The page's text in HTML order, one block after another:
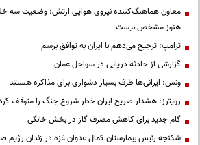
معاون هماهنگ‌کننده نیروی هوایی ارتش: وضعیت سه
هنوز مشخص نیست
ترامپ: ترجیح می‌دهم با ایران به توافق برسم
گزارشی از حادثه دریایی در سواحل عمان
ونس: ایرانی‌ها طرف بسیار دشواری برای مذاکره هستند
رویترز: هشدار صریح ایران خطر شروع جنگ را متوقف
گام جدید برای کاهش مصرف گاز در بخش خانگی
شکنجه رئیس بیمارستان کمال عدوان غزه در زندان رژیم